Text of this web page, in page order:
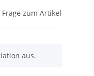
Frage zum Artikel
aus.